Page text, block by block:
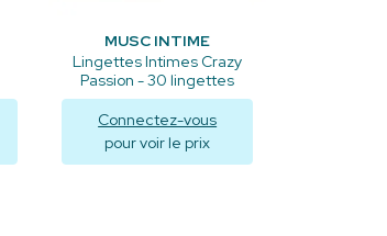
MUSC INTIME
Lingettes Intimes Crazy
Passion - 30 lingettes
Connectez-vous
pour voir le prix